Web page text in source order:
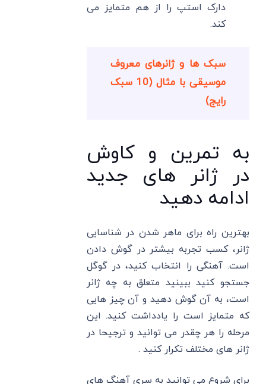
دارک استپ را از هم متمایز می
کند.
سبک ها و ژانرهای معروف
موسیقی با مثال (10 سبک
رایج)
به تمرین و کاوش
در ژانر های جدید
ادامه دهید
بهترین راه برای ماهر شدن در شناسایی
ژانر، کسب تجربه بیشتر در گوش دادن
است. آهنگی را انتخاب کنید، در گوگل
جستجو کنید ببینید متعلق به چه ژانر
است، به آن گوش دهید و آن چیز هایی
که متمایز است را یادداشت کنید. این
مرحله را هر چقدر می توانید و ترجیحا در
ژانر های مختلف تکرار کنید .
برای شروع می توانید به سری آهنگ های